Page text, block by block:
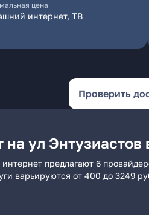
цена
интернет, ТВ
Проверить
ул Энтузиастов
предлагают 6
варьируются от 400 до 3249